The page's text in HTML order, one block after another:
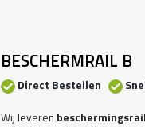
BESCHERMRAIL B
Direct Bestellen
Wij leveren